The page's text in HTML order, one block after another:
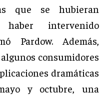
que se hubieran
intervenido
Pardow. Además,
consumidores
dramáticas
y octubre, una